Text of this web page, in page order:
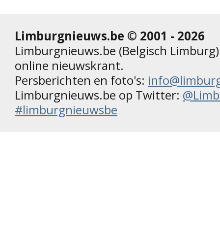
Limburgnieuws.be © 2001 - 2026
Limburgnieuws.be (Belgisch
online nieuwskrant.
Persberichten en foto's:
Limburgnieuws.be op Twitter:
#limburgnieuwsbe